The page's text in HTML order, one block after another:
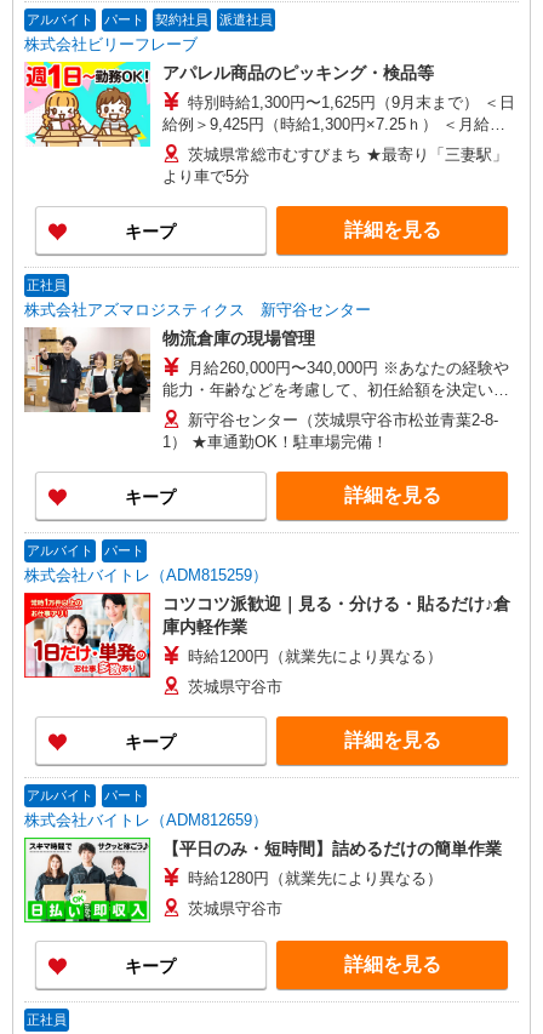
アルバイト パート 契約社員 派遣社員
株式会社ビリーフレーブ
アパレル商品のピッキング・検品等
特別時給1,300円〜1,625円（9月末まで） ＜日
給例＞9,425円（時給1,300円×7.25ｈ） ＜月給例
＞207,350円（時給1,300円×7.25ｈ×22日） 時給
1,200円〜1,500円（通常時給） ＜日給例＞8,700
円（時給1,200円×7.25h） ＜月給例＞191,400円
（時給1,200円×7.25h×22日） ※経験・能力等によ
る
茨城県常総市むすびまち ★最寄り「三妻駅」
より車で5分
キープ 詳細を見る
正社員
株式会社アズマロジスティクス 新守谷センター
物流倉庫の現場管理
月給260,000円〜340,000円 ※あなたの経験や
能力・年齢などを考慮して、初任給額を決定いた
します。 ※上記月給額には固定残業手当（月15時
間分・26,500円〜34,500円）が含まれます。 時
間超過分の時間外手当は、別途支給いたします。
※2ヶ月の試用期間があります。その間の給与・待
遇に変更はありません。 ＜年収例＞ 400万円（25
歳・入社2年目） 520万円（29歳・入社5年目）
新守谷センター（茨城県守谷市松並青葉2-8-
1） ★車通勤OK！駐車場完備！
キープ 詳細を見る
アルバイト パート
株式会社バイトレ（ADM815259）
コツコツ派歓迎｜見る・分ける・貼るだけ♪倉
庫内軽作業
時給1200円（就業先により異なる）
茨城県守谷市
キープ 詳細を見る
アルバイト パート
株式会社バイトレ（ADM812659）
【平日のみ・短時間】詰めるだけの簡単作業
時給1280円（就業先により異なる）
茨城県守谷市
キープ 詳細を見る
正社員